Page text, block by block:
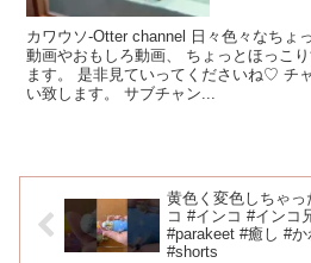
カワウソ-Otter channel 日々色々なちょ
動画やおもしろ動画、 ちょっとほっこ
ます。 是非見ていってくださいね♡ チ
い致します。 サブチャン...
黄色く変色しちゃ
コ #インコ #インコ
#parakeet #癒し #
#shorts